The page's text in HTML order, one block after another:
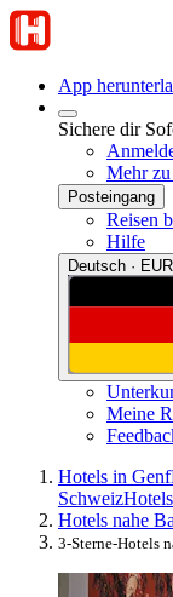
App
Sichere dir
Mehr
Posteingang
Reisen
Hilfe
Deutsch ·
Meine
Hotels in Genf
SchweizHotels
Hotels nahe
3-Sterne-Hotels